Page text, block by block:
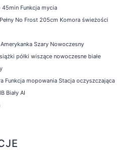
Funkcja mycia
No Frost 205cm Komora świeżości
Szary Nowoczesny
półki wiszące nowoczesne białe
Funkcja mopowania Stacja oczyszczająca
Biały AI